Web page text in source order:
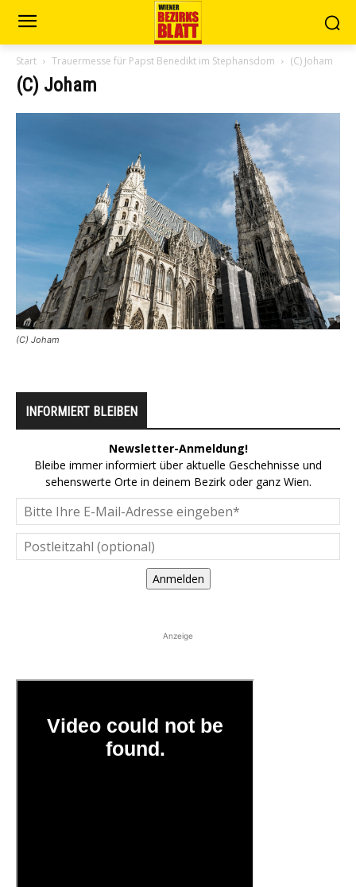
Start Trauermesse für Papst Benedikt im Stephansdom (C) Joham
(C) Joham
(C) Joham
INFORMIERT BLEIBEN
Newsletter-Anmeldung!
Bleibe immer informiert über aktuelle Geschehnisse und
sehenswerte Orte in deinem Bezirk oder ganz Wien.
Anmelden
Anzeige